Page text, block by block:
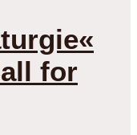
for